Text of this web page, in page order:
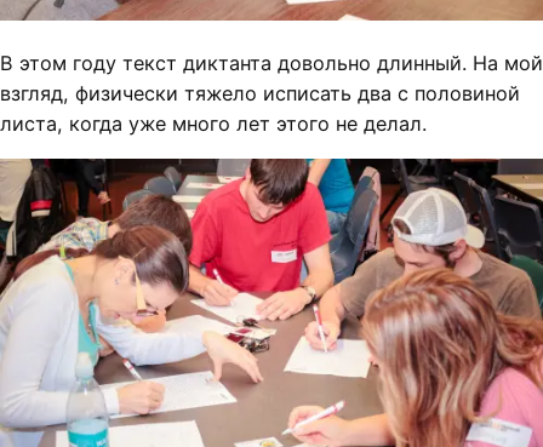
В этом году текст диктанта довольно длинный. На мой
взгляд, физически тяжело исписать два с половиной
листа, когда уже много лет этого не делал.